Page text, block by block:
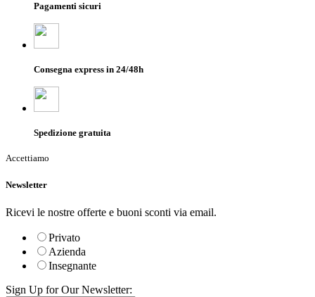
Pagamenti sicuri
Consegna express in 24/48h
Spedizione gratuita
Accettiamo
Newsletter
Ricevi le nostre offerte e buoni sconti via email.
Privato
Azienda
Insegnante
Sign Up for Our Newsletter: